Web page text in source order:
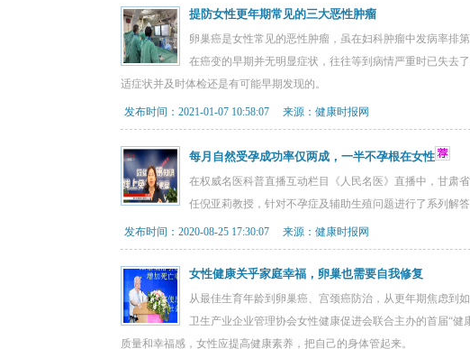
提防女性更年期常见的三大恶性肿瘤
卵巢癌是女性常见的恶性肿瘤，虽在妇科肿瘤中发病率排
在癌变的早期并无明显症状，往往等到病情严重时已失去
适症状并及时体检还是有可能早期发现的。
发布时间：2021-01-07 10:58:07 来源：健康时报网
每月自然受孕成功率仅两成，一半不孕根在女性
在权威名医科普直播互动栏目《人民名医》直播中，甘肃
任倪亚莉教授，针对不孕症及辅助生殖问题进行了系列解答
发布时间：2020-08-25 17:30:07 来源：健康时报网
女性健康关乎家庭幸福，卵巢也需要自我修复
从最佳生育年龄到卵巢癌、宫颈癌防治，从更年期焦虑到
卫生产业企业管理协会女性健康促进会联合主办的首届“
质量和幸福感，女性应提高健康素养，把自己的身体管起来。